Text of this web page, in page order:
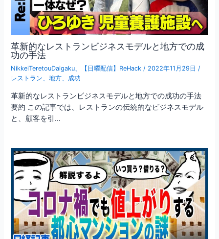
革新的なレストランビジネスモデルと地方での成
功の手法
NikkeiTeretouDaigaku、 【日曜配信】ReHack / 2022年11月29日 /
レストラン、地方、 成功
革新的なレストランビジネスモデルと地方での成功の手法
要約 この記事では、レストランの伝統的なビジネスモデル
と、顧客を引…